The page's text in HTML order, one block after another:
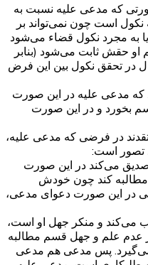
که مدعی علیه نسبت به
است چون نمی‌تواند بر
به مجرد نکول قضاء می‌شود
او حقش ثابت می‌شود (بنابر
در تحقق نکول بین این فرض
که مدعی علیه در این صورت
بخورد و در این صورت
در فرضی که مدعی علیه،
تصور است:
می‌کند در این صورت
کند چون خودش
در این صورت دعوای مدعی،
می‌کند و منکر جهل او است،
عدم علم و جهل قسم مطالبه
پس مدعی هم مدعی